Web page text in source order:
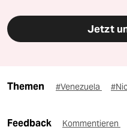
Jetzt
Themen #Venezuela
Feedback Kommentieren